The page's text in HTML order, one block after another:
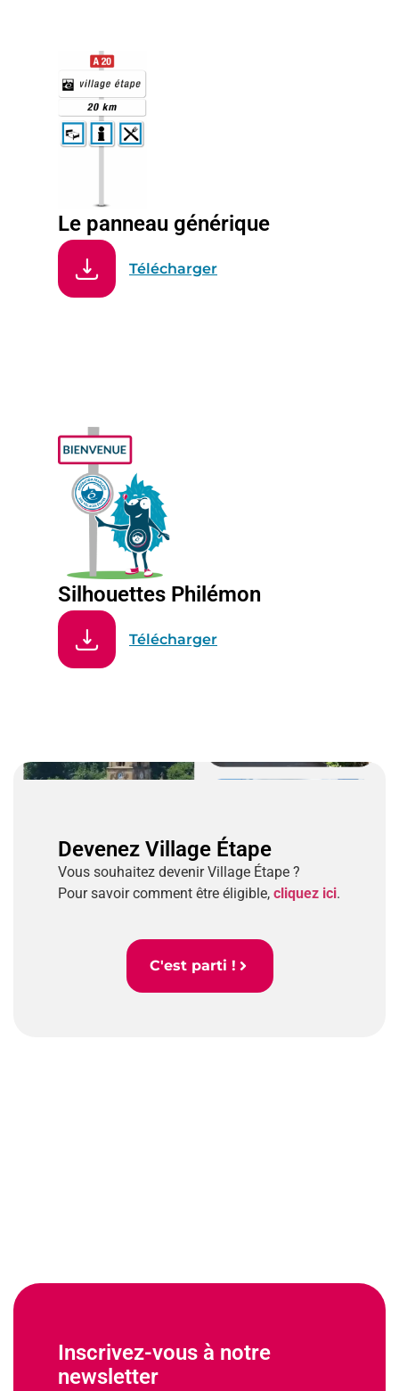
Le panneau générique
Télécharger
Silhouettes Philémon
Télécharger
Devenez Village Étape
Vous souhaitez devenir Village Étape ?
Pour savoir comment être éligible, cliquez ici.
C'est parti !
Inscrivez-vous à notre
newsletter